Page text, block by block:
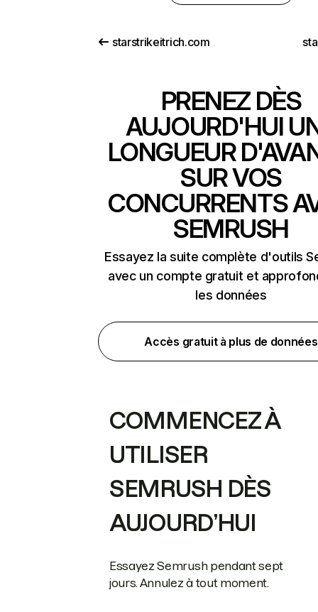
starstrikeitrich.com
PRENEZ DÈS
AUJOURD'HUI
LONGUEUR
SUR VOS
CONCURRENTS
SEMRUSH
Essayez la suite complète d'outils
avec un compte gratuit et
les données
Accès gratuit à plus de données
COMMENCEZ À
UTILISER
SEMRUSH DÈS
AUJOURD’HUI
Essayez Semrush pendant sept
jours. Annulez à tout moment.